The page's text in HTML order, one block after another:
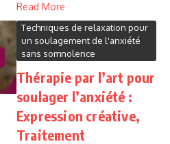
Read More
Techniques de relaxation pour
un soulagement de l'anxiété
sans somnolence
Thérapie par l’art pour
soulager l’anxiété :
Expression créative,
Traitement